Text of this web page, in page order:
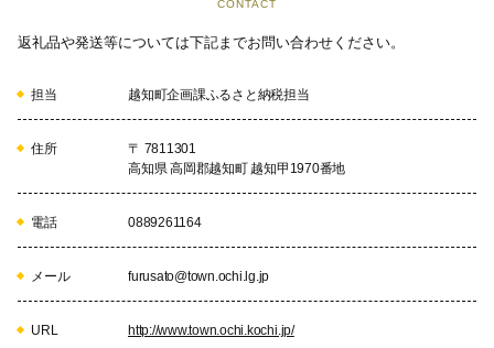
CONTACT
返礼品や発送等については下記までお問い合わせください。
担当 越知町企画課ふるさと納税担当
住所
〒 7811301
高知県 高岡郡越知町 越知甲1970番地
電話 0889261164
メール furusato@town.ochi.lg.jp
URL http://www.town.ochi.kochi.jp/